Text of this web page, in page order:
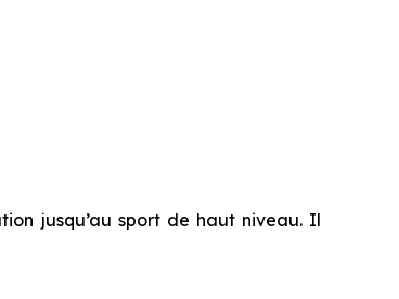
jusqu’au sport de haut niveau. Il